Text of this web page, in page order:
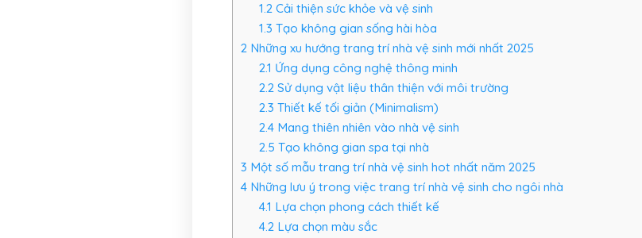
1.2Cải thiện sức khỏe và vệ sinh
1.3 Tạo không gian sống hài hòa
2 Những xu hướng trang trí nhà vệ sinh mới nhất 2025
2.1 Ứng dụng công nghệ thông minh
2.2Sử dụng vật liệu thân thiện với môi trường
2.3 Thiết kế tối giản (Minimalism)
2.4Mang thiên nhiên vào nhà vệ sinh
2.5 Tạo không gian spa tại nhà
3 Một số mẫu trang trí nhà vệ sinh hot nhất năm 2025
4 Những lưu ý trong việc trang trí nhà vệ sinh cho ngôi nhà
4.1 Lựa chọn phong cách thiết kế
4.2Lựa chọn màu sắc